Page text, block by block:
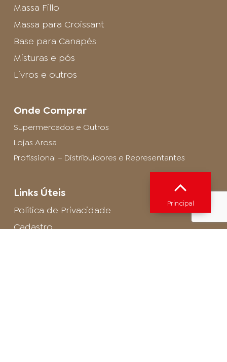
Massa Fillo
Massa para Croissant
Base para Canapés
Misturas e pós
Livros e outros
Onde Comprar
Supermercados e Outros
Lojas Arosa
Profissional – Distribuidores e Representantes
Links Úteis
Política de Privacidade
Cadastro
Principal